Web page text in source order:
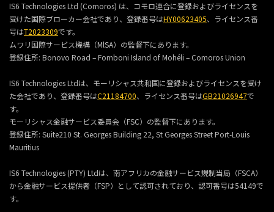
IS6 Technologies Ltd (Comoros) は、コモロ連合に登録およびライセンスを
受けた国際ブローカー会社であり、登録番号はHY00623405、ライセンス番
号はT2023309です。
ムワリ国際サービス機構（MlSA）の監督下にあります。
登録住所: Bonovo Road – Fomboni Island of Mohéli – Comoros Union
IS6 Technologies Ltdは、モーリシャス共和国に登録およびライセンスを受け
た会社であり、登録番号はC21184700、ライセンス番号はGB21026947で
す。
モーリシャス金融サービス委員会（FSC）の監督下にあります。
登録住所: Suite210 St. Georges Building 22, St Georges Street Port-Louis
Mauritius
IS6 Technologies (PTY) Ltdは、南アフリカの金融サービス規制当局（FSCA）
から金融サービス提供者（FSP）として認可されており、認可番号は54149で
す。